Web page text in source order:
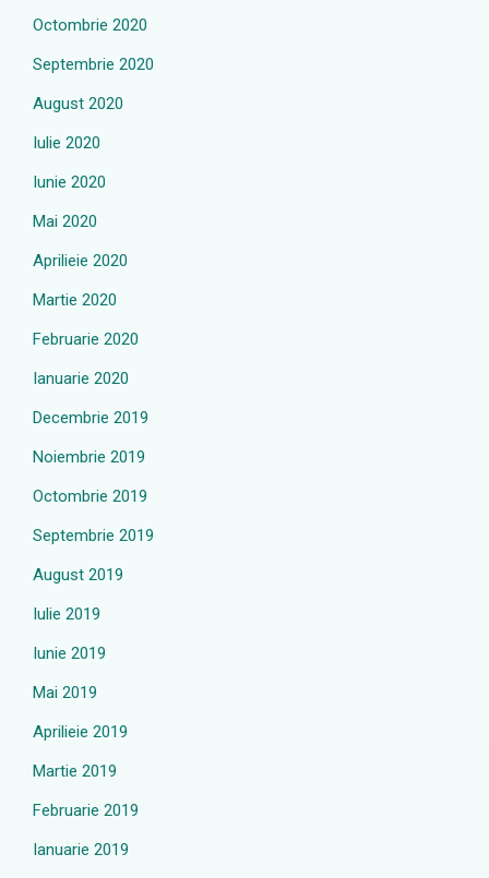
Octombrie 2020
Septembrie 2020
August 2020
Iulie 2020
Iunie 2020
Mai 2020
Aprilieie 2020
Martie 2020
Februarie 2020
Ianuarie 2020
Decembrie 2019
Noiembrie 2019
Octombrie 2019
Septembrie 2019
August 2019
Iulie 2019
Iunie 2019
Mai 2019
Aprilieie 2019
Martie 2019
Februarie 2019
Ianuarie 2019